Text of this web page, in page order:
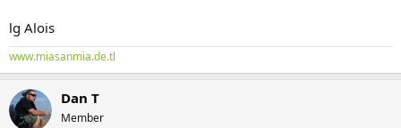
lg Alois
www.miasanmia.de.tl
Dan T
Member